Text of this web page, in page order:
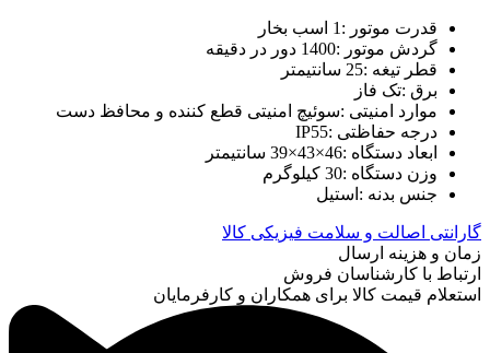
قدرت موتور :1 اسب بخار
گردش موتور :1400 دور در دقیقه
قطر تیغه :25 سانتیمتر
برق :تک فاز
موارد امنیتی :سوئیچ امنیتی قطع کننده و محافظ دست
درجه حفاظتی :IP55
ابعاد دستگاه :46×43×39 سانتیمتر
وزن دستگاه :30 کیلوگرم
جنس بدنه :استیل
گارانتی اصالت و سلامت فیزیکی کالا
زمان و هزینه ارسال
ارتباط با کارشناسان فروش
استعلام قیمت کالا برای همکاران و کارفرمایان